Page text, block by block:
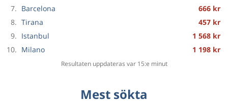
Antalya 1 948 kr
Tur & returStockholm
Tirana 1 207 kr
EnkelresaMalmö
7. Barcelona
666 kr
8. Tirana
457 kr
9. Istanbul
1 568 kr
10. Milano 1 198 kr
Resultaten uppdateras var 15:e minut
Mest sökta